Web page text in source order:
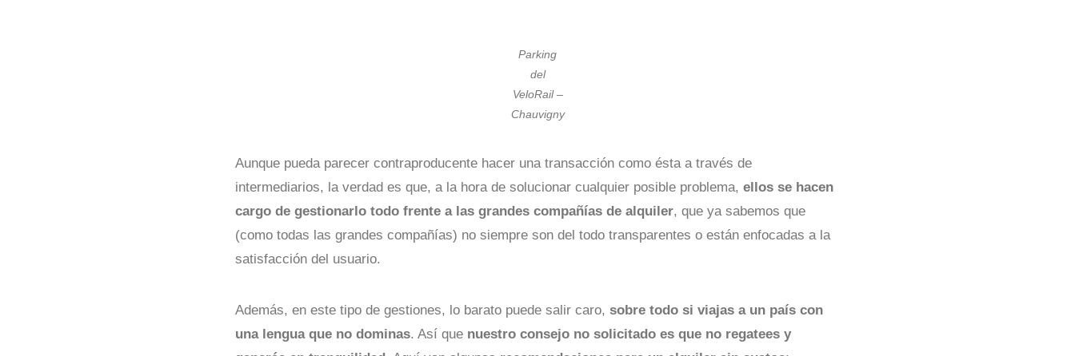
Parking
del
VeloRail –
Chauvigny
Aunque pueda parecer contraproducente hacer una transacción como ésta a través de
intermediarios, la verdad es que, a la hora de solucionar cualquier posible problema, ellos se hacen
cargo de gestionarlo todo frente a las grandes compañías de alquiler, que ya sabemos que
(como todas las grandes compañías) no siempre son del todo transparentes o están enfocadas a la
satisfacción del usuario.
Además, en este tipo de gestiones, lo barato puede salir caro, sobre todo si viajas a un país con
una lengua que no dominas. Así que nuestro consejo no solicitado es que no regatees y